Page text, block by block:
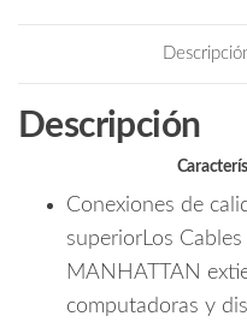
Hembra/
Velocidad
Máxima
de
o
itt
ail
Descripción
Conexiones de
superiorLos
MANHATTAN
computadoras y